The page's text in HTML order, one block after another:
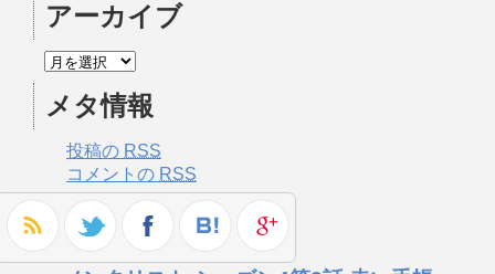
アーカイブ
メタ情報
投稿の RSS
コメントの RSS